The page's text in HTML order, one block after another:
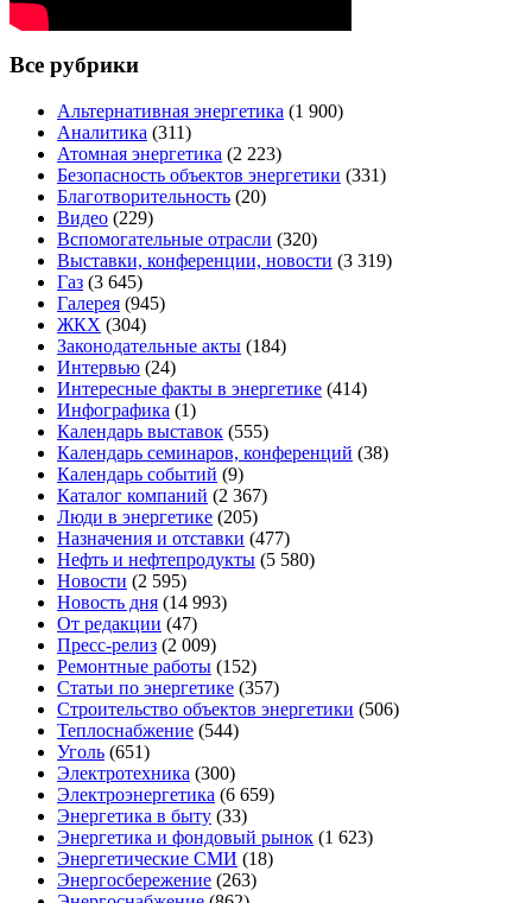
Все рубрики
Альтернативная энергетика (1 900)
Аналитика (311)
Атомная энергетика (2 223)
Безопасность объектов энергетики (331)
Благотворительность (20)
Видео (229)
Вспомогательные отрасли (320)
Выставки, конференции, новости (3 319)
Газ (3 645)
Галерея (945)
ЖКХ (304)
Законодательные акты (184)
Интервью (24)
Интересные факты в энергетике (414)
Инфографика (1)
Календарь выставок (555)
Календарь семинаров, конференций (38)
Календарь событий (9)
Каталог компаний (2 367)
Люди в энергетике (205)
Назначения и отставки (477)
Нефть и нефтепродукты (5 580)
Новости (2 595)
Новость дня (14 993)
От редакции (47)
Пресс-релиз (2 009)
Ремонтные работы (152)
Статьи по энергетике (357)
Строительство объектов энергетики (506)
Теплоснабжение (544)
Уголь (651)
Электротехника (300)
Электроэнергетика (6 659)
Энергетика в быту (33)
Энергетика и фондовый рынок (1 623)
Энергетические СМИ (18)
Энергосбережение (263)